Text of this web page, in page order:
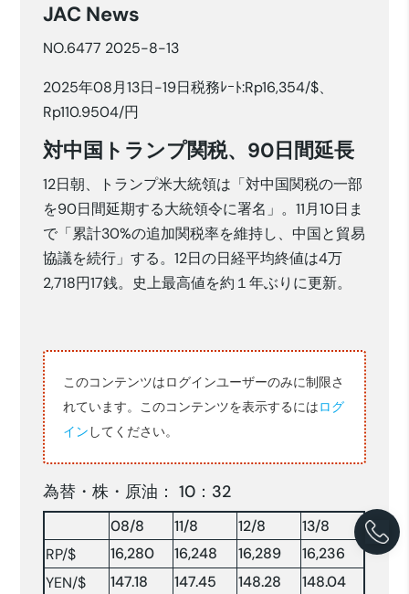
JAC News
NO.6477 2025-8-13
2025年08月13日-19日税務ﾚｰﾄ:Rp16,354/$、
Rp110.9504/円
対中国トランプ関税、90日間延長
12日朝、トランプ米大統領は「対中国関税の一部
を90日間延期する大統領令に署名」。11月10日ま
で「累計30%の追加関税率を維持し、中国と貿易
協議を続行」する。12日の日経平均終値は4万
2,718円17銭。史上最高値を約１年ぶりに更新。
このコンテンツはログインユーザーのみに制限さ
れています。このコンテンツを表示するにはログ
イン してください。
為替・株・原油： 10：32
08/8 11/8 12/8
13/8
RP/$
16,280 16,248 16,289
16,236
YEN/$
147.18 147.45 148.28
148.04